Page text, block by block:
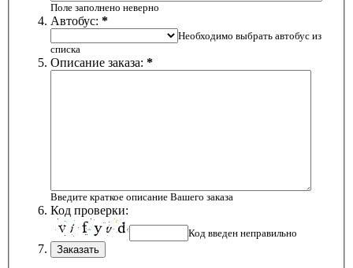
Поле заполнено неверно
Автобус: *
Необходимо выбрать автобус из
списка
Описание заказа: *
Введите краткое описание Вашего заказа
Код проверки:
Код введен неправильно